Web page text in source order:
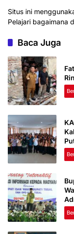
Situs ini
Pelajari bagaimana
Baca Juga